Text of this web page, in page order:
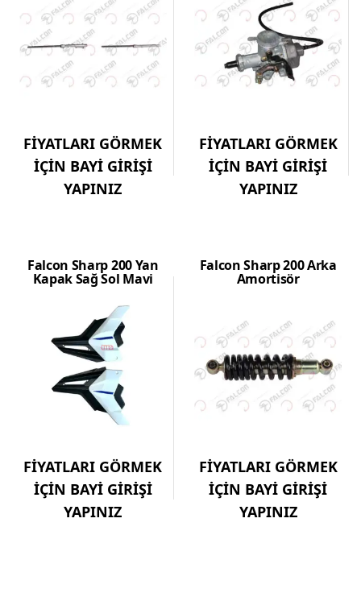
FİYATLARI GÖRMEK
İÇİN BAYİ GİRİŞİ
YAPINIZ
FİYATLARI GÖRMEK
İÇİN BAYİ GİRİŞİ
YAPINIZ
Falcon Sharp 200 Yan
Kapak Sağ Sol Mavi
FİYATLARI GÖRMEK
İÇİN BAYİ GİRİŞİ
YAPINIZ
Falcon Sharp 200 Arka
Amortisör
FİYATLARI GÖRMEK
İÇİN BAYİ GİRİŞİ
YAPINIZ